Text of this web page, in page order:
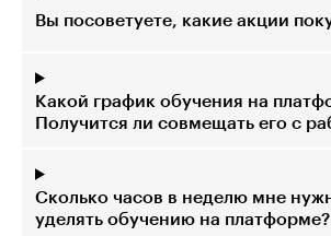
Вы посоветуете, какие акции
Какой график обучения на
Получится ли совмещать его с
Сколько часов в неделю мне
уделять обучению на платформе?